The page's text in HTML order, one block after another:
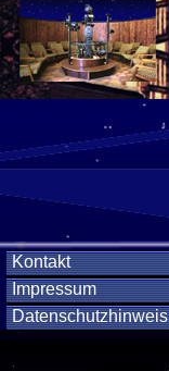
Kontakt
Impressum
Datenschutzhinweis